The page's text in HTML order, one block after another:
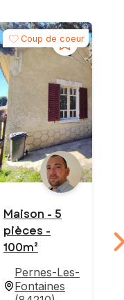
Coup de coeur
Maison - 5
pièces -
100m²
Pernes-Les-
Fontaines